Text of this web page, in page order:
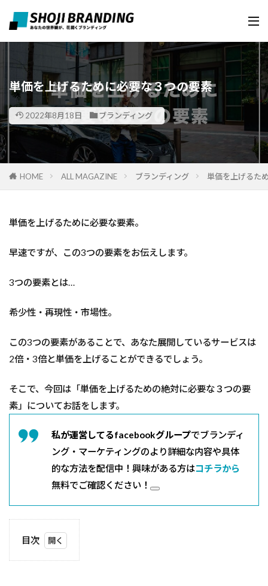
単価を上げるために必要な３つの要素
2022年8月18日 ブランディング
HOME ALL MAGAZINE ブランディング 単価を上げるた
単価を上げるために必要な要素。
早速ですが、この3つの要素をお伝えします。
3つの要素とは…
希少性・再現性・市場性。
この3つの要素があることで、あなた展開しているサービスは
2倍・3倍と単価を上げることができるでしょう。
そこで、今回は「単価を上げるための絶対に必要な３つの要
素」についてお話をします。
私が運営してるfacebookグループでブランディ
ング・マーケティングのより詳細な内容や具体
的な方法を配信中！興味がある方はコチラから
無料でご確認ください！
目次